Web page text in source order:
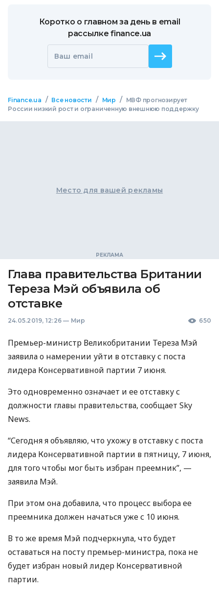
Коротко о главном за день в email
рассылке finance.ua
Ваш email
Finance.ua / Все новости / Мир /
МВФ прогнозирует
России низкий рост и ограниченную внешнюю поддержку
Место для вашей рекламы
Глава правительства Британии
Тереза Мэй объявила об
отставке
24.05.2019, 12:26 — Мир 650
Премьер-министр Великобритании Тереза ​​Мэй
заявила о намерении уйти в отставку с поста
лидера Консервативной партии 7 июня.
Это одновременно означает и ее отставку с
должности главы правительства, сообщает Sky
News.
“Сегодня я объявляю, что ухожу в отставку с поста
лидера Консервативной партии в пятницу, 7 июня,
для того чтобы мог быть избран преемник”, —
заявила Мэй.
При этом она добавила, что процесс выбора ее
преемника должен начаться уже с 10 июня.
В то же время Мэй подчеркнула, что будет
оставаться на посту премьер-министра, пока не
будет избран новый лидер Консервативной
партии.